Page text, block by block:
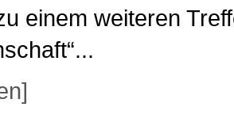
einem weiteren